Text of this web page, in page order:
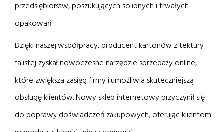
przedsiębiorstw, poszukujących solidnych i trwałych
opakowań.
Dzięki naszej współpracy, producent kartonów z tektury
falistej zyskał nowoczesne narzędzie sprzedaży online,
które zwiększa zasięg firmy i umożliwia skuteczniejszą
obsługę klientów. Nowy sklep internetowy przyczynił się
do poprawy doświadczeń zakupowych, oferując klientom